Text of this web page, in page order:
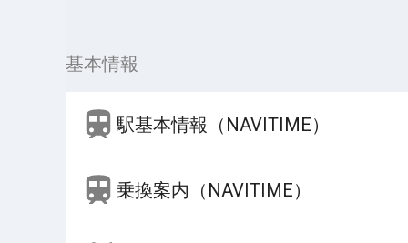
基本情報
駅基本情報（NAVITIME）
乗換案内（NAVITIME）